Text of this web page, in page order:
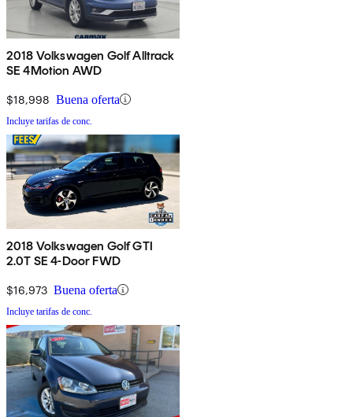
2018 Volkswagen Golf Alltrack
SE 4Motion AWD
$18,998 Buena oferta
Incluye tarifas de conc.
2018 Volkswagen Golf GTI
2.0T SE 4-Door FWD
$16,973 Buena oferta
Incluye tarifas de conc.